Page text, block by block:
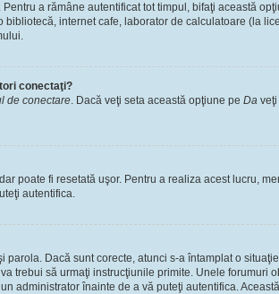
a rămâne autentificat tot timpul, bifaţi această
internet cafe, laborator de calculatoare (la
conectaţi?
de conectare. Dacă veţi seta această opţiune pe Da
poate fi resetată uşor. Pentru a realiza acest lucru,
autentifica.
parola. Dacă sunt corecte, atunci s-a întamplat o
trebui să urmaţi instrucţiunile primite. Unele forumuri
administrator înainte de a vă puteţi autentifica.